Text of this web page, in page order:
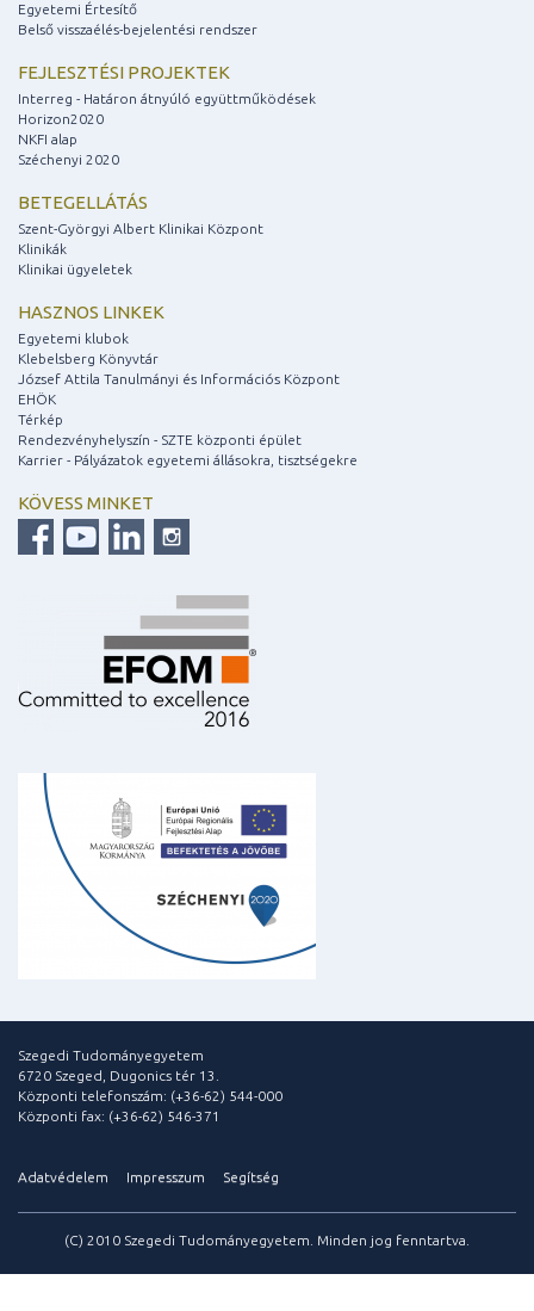
Egyetemi Értesítő
Belső visszaélés-bejelentési rendszer
FEJLESZTÉSI PROJEKTEK
Interreg - Határon átnyúló együttműködések
Horizon2020
NKFI alap
Széchenyi 2020
BETEGELLÁTÁS
Szent-Györgyi Albert Klinikai Központ
Klinikák
Klinikai ügyeletek
HASZNOS LINKEK
Egyetemi klubok
Klebelsberg Könyvtár
József Attila Tanulmányi és Információs Központ
EHÖK
Térkép
Rendezvényhelyszín - SZTE központi épület
Karrier - Pályázatok egyetemi állásokra, tisztségekre
KÖVESS MINKET
Szegedi Tudományegyetem
6720 Szeged, Dugonics tér 13.
Központi telefonszám: (+36-62) 544-000
Központi fax: (+36-62) 546-371
Adatvédelem Impresszum Segítség
(C) 2010 Szegedi Tudományegyetem. Minden jog fenntartva.